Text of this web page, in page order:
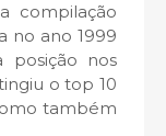
compilação
no ano 1999
posição nos
o top 10
também